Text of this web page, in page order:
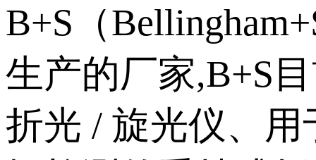
B+S（
生产的厂家,B+S
折光 / 旋光仪、